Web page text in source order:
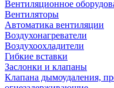
Вентиляционное
Вентиляторы
Автоматика вентиляции
Воздухонагреватели
Воздухоохладители
Гибкие вставки
Заслонки и клапаны
Клапана дымоудаления,